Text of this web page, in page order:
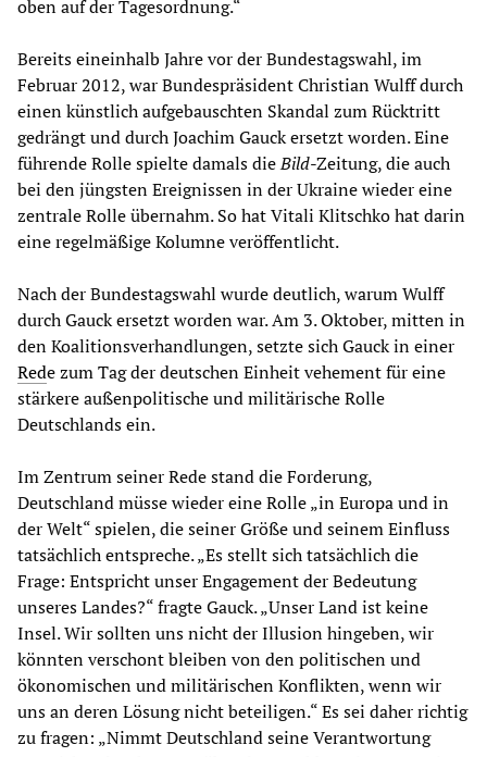
oben auf der Tagesordnung.“
Bereits eineinhalb Jahre vor der Bundestagswahl, im
Februar 2012, war Bundespräsident Christian Wulff durch
einen künstlich aufgebauschten Skandal zum Rücktritt
gedrängt und durch Joachim Gauck ersetzt worden. Eine
führende Rolle spielte damals dieBild-Zeitung, die auch
bei den jüngsten Ereignissen in der Ukraine wieder eine
zentrale Rolle übernahm. So hat Vitali Klitschko hat darin
eine regelmäßige Kolumne veröffentlicht.
Nach der Bundestagswahl wurde deutlich, warum Wulff
durch Gauck ersetzt worden war. Am 3. Oktober, mitten in
den Koalitionsverhandlungen, setzte sich Gauck in einer
Rede zum Tag der deutschen Einheit vehement für eine
stärkere außenpolitische und militärische Rolle
Deutschlands ein.
Im Zentrum seiner Rede stand die Forderung,
Deutschland müsse wieder eine Rolle „in Europa und in
der Welt“ spielen, die seiner Größe und seinem Einfluss
tatsächlich entspreche. „Es stellt sich tatsächlich die
Frage: Entspricht unser Engagement der Bedeutung
unseres Landes?“ fragte Gauck. „Unser Land ist keine
Insel. Wir sollten uns nicht der Illusion hingeben, wir
könnten verschont bleiben von den politischen und
ökonomischen und militärischen Konflikten, wenn wir
uns an deren Lösung nicht beteiligen.“ Es sei daher richtig
zu fragen: „Nimmt Deutschland seine Verantwortung